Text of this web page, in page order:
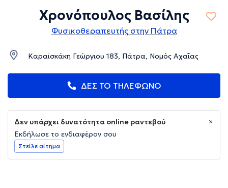
Χρονόπουλος Βασίλης
Φυσικοθεραπευτής στην Πάτρα
Καραϊσκάκη Γεώργιου 183, Πάτρα, Νομός Αχαΐας
ΔΕΣ ΤΟ ΤΗΛΕΦΩΝΟ
Δεν υπάρχει δυνατότητα online ραντεβού
Εκδήλωσε το ενδιαφέρον σου
Στείλε αίτημα